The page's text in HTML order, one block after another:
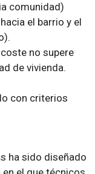
comunidad)
el barrio y el
no supere
de vivienda.
con criterios
ha sido diseñado